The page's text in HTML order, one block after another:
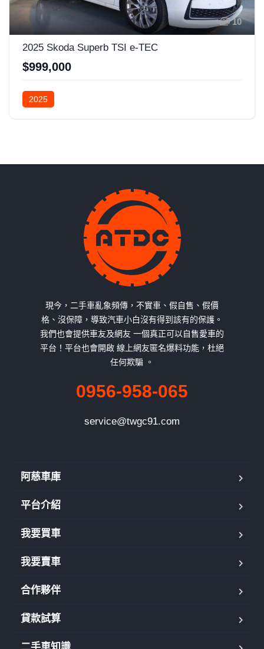
10
2025 Skoda Superb TSI e-TEC
$999,000
2025
現今，二手車亂象頻傳，不實車、假自售、假價
格、沒保障，導致汽車小白沒有得到該有的保護。
我們也會提供車友及網友 一個真正可以自售愛車的
平台！平台也會開啟 線上網友匿名爆料功能，杜絕
任何欺騙 。
0956-958-065
service@twgc91.com
阿慈車庫
平台介紹
我要買車
我要賣車
合作夥伴
貸款試算